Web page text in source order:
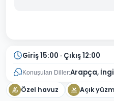
Giriş 15:00 · Çıkış 12:00
Konuşulan Diller:Arapça,
Özel havuz Açık